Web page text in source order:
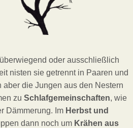
oder ausschließlich
nisten sie getrennt in Paaren und
aber die Jungen aus den Nestern
zu Schlafgemeinschaften, wie
Dämmerung. Im Herbst und
dann noch um Krähen aus